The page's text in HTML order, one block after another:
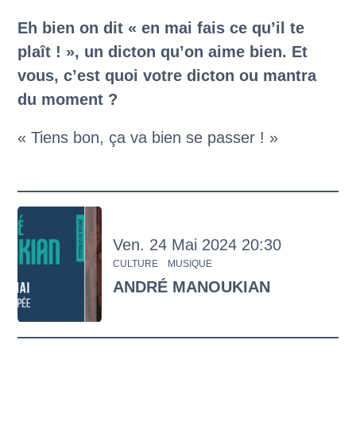
Eh bien on dit « en mai fais ce qu’il te
plaît ! », un dicton qu’on aime bien. Et
vous, c’est quoi votre dicton ou mantra
du moment ?
« Tiens bon, ça va bien se passer ! »
vendredi
Ven. 24 mai
Mai 2024 20:30
CULTURE MUSIQUE
ANDRÉ MANOUKIAN